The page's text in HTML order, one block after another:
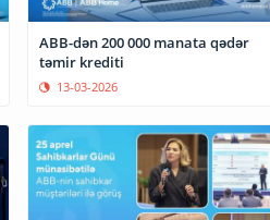
ABB-dən 200 000 manata qədər
təmir krediti
13-03-2026